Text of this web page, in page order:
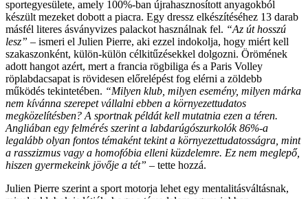
sportegyesülete, amely 100%-ban újrahasznosított anyagokból
készült mezeket dobott a piacra. Egy dressz elkészítéséhez 13 darab
másfél literes ásványvizes palackot használnak fel. “Az út hosszú
lesz” – ismeri el Julien Pierre, aki ezzel indokolja, hogy miért kell
szakaszonként, külön-külön célkitűzésekkel dolgozni. Örömének
adott hangot azért, mert a francia rögbiliga és a Paris Volley
röplabdacsapat is rövidesen előrelépést fog elérni a zöldebb
működés tekintetében. “Milyen klub, milyen esemény, milyen márka
nem kívánna szerepet vállalni ebben a környezettudatos
megközelítésben? A sportnak példát kell mutatnia ezen a téren.
Angliában egy felmérés szerint a labdarúgószurkolók 86%-a
legalább olyan fontos témaként tekint a környezettudatosságra, mint
a rasszizmus vagy a homofóbia elleni küzdelemre. Ez nem meglepő,
hiszen gyermekeink jövője a tét” – tette hozzá.
Julien Pierre szerint a sport motorja lehet egy mentalitásváltásnak,